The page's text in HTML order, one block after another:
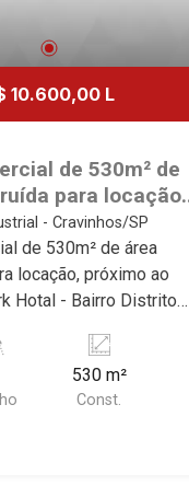
10.600,00 L
de 530m² de
para locação.
próximo
Park Hotal -
Industrial,
- Cravinhos/SP
de 530m² de área
locação, próximo ao
Hotal - Bairro Distrito
deste imóvel que a
selecionou para
530 m²
Const.